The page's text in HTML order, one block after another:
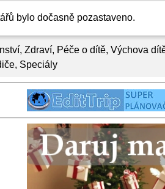
, Zdraví, Péče o dítě, Výchova
, Speciály
bylo dočasně pozastaveno.